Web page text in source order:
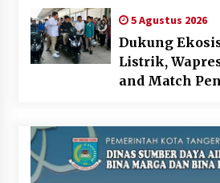
Ditahan
5 Agustus 2026
Dukung
Listrik,
and Match